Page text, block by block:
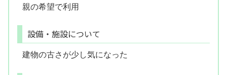
親の希望で利用
設備・施設について
建物の古さが少し気になった